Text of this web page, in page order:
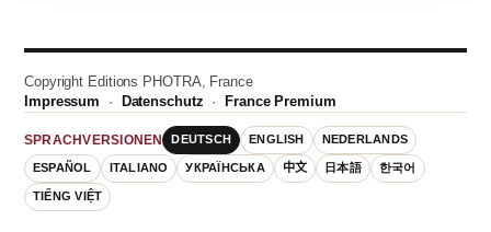
Copyright Editions PHOTRA, France
Impressum · Datenschutz ·France Premium
SPRACHVERSIONEN DEUTSCH ENGLISH NEDERLANDS
ESPAÑOL ITALIANO УКРАЇНСЬКА 中文 日本語 한국어
TIẾNG VIỆT